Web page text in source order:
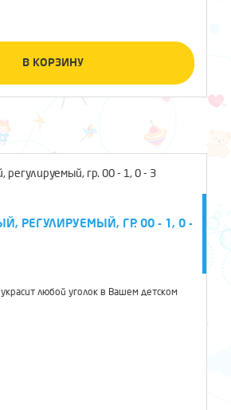
В КОРЗИНУ
РЕГУЛИРУЕМЫЙ, ГР. 00 - 1, 0 -
любой уголок в Вашем детском